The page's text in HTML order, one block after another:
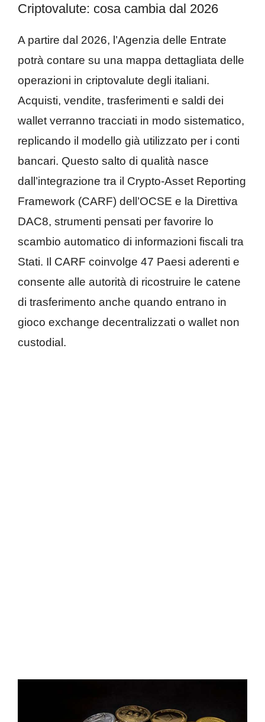
Criptovalute: cosa cambia dal 2026
A partire dal 2026, l’Agenzia delle Entrate
potrà contare su una mappa dettagliata delle
operazioni in criptovalute degli italiani.
Acquisti, vendite, trasferimenti e saldi dei
wallet verranno tracciati in modo sistematico,
replicando il modello già utilizzato per i conti
bancari. Questo salto di qualità nasce
dall’integrazione tra il Crypto-Asset Reporting
Framework (CARF) dell’OCSE e la Direttiva
DAC8, strumenti pensati per favorire lo
scambio automatico di informazioni fiscali tra
Stati. Il CARF coinvolge 47 Paesi aderenti e
consente alle autorità di ricostruire le catene
di trasferimento anche quando entrano in
gioco exchange decentralizzati o wallet non
custodial.